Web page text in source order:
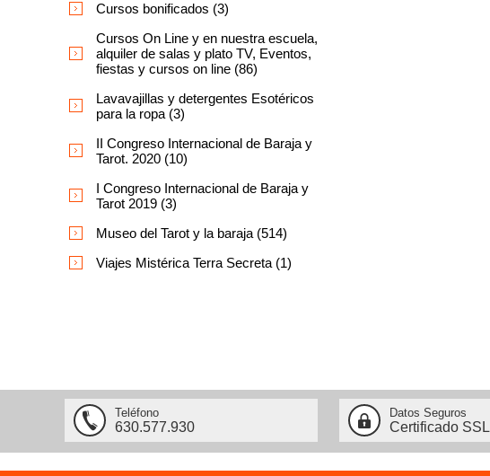
Cursos bonificados (3)
Cursos On Line y en nuestra escuela,
alquiler de salas y plato TV, Eventos,
fiestas y cursos on line (86)
Lavavajillas y detergentes Esotéricos
para la ropa (3)
II Congreso Internacional de Baraja y
Tarot. 2020 (10)
I Congreso Internacional de Baraja y
Tarot 2019 (3)
Museo del Tarot y la baraja (514)
Viajes Mistérica Terra Secreta (1)
Teléfono
630.577.930
Datos Seguros
Certificado SSL